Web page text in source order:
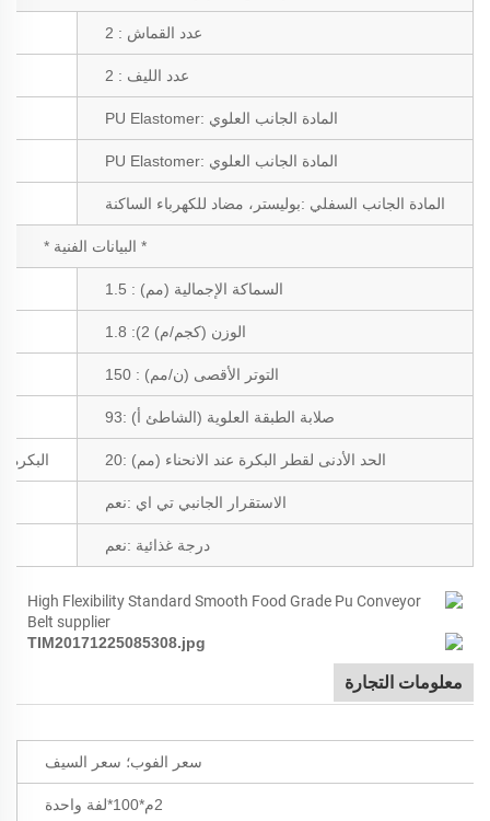
عدد القماش :
2
عدد الليف :
2
المادة الجانب العلوي :
PU Elastomer
المادة الجانب العلوي :
PU Elastomer
المادة الجانب السفلي :بوليستر، مضاد للكهرباء الساكنة
* البيانات الفنية *
السماكة الإجمالية (مم) :
1.5
الوزن (كجم/م) 2
)
:
التوتر الأقصى (ن/مم) :
150
صلابة الطبقة العلوية (الشاطئ أ) :
93
الحد الأدنى لقطر البكرة عند الانحناء (مم) :
20 البكرة
الاستقرار الجانبي تي اي :نعم
درجة غذائية :نعم
معلومات التجارة
سعر الفوب؛ سعر السيف
2م*100*لفة واحدة